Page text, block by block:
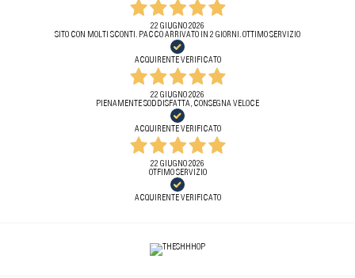
22 GIUGNO 2026
SITO CON MOLTI SCONTI. PACCO ARRIVATO IN 2 GIORNI. OTTIMO SERVIZIO
ACQUIRENTE VERIFICATO
22 GIUGNO 2026
PIENAMENTE SODDISFATTA, CONSEGNA VELOCE
ACQUIRENTE VERIFICATO
22 GIUGNO 2026
OTFIMO SERVIZIO
ACQUIRENTE VERIFICATO